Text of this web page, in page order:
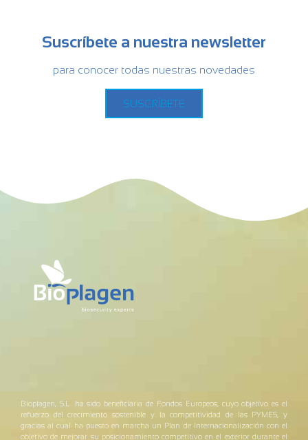
Suscríbete a nuestra newsletter
para conocer todas nuestras novedades
SUSCRÍBETE
Bioplagen, S.L. ha sido beneficiaria de Fondos Europeos, cuyo objetivo es el
refuerzo del crecimiento sostenible y la competitividad de las PYMES, y
gracias al cual ha puesto en marcha un Plan de Internacionalización con el
objetivo de mejorar su posicionamiento competitivo en el exterior durante el